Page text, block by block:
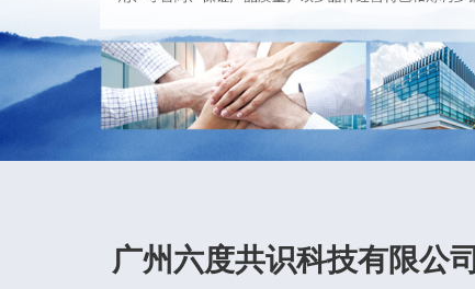
广州六度共识科技有限公司